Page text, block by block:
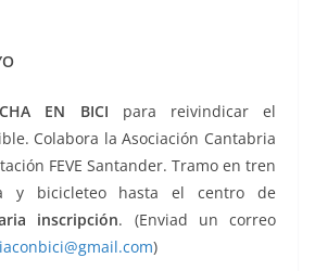
EN BICI para reivindicar el
Colabora la Asociación Cantabria
FEVE Santander. Tramo en tren
y bicicleteo hasta el centro de
inscripción. (Enviad un correo
)